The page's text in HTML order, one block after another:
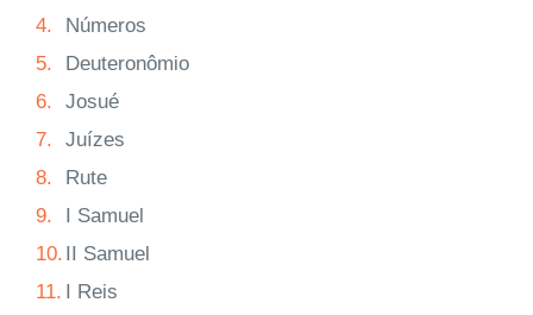
4.
Números
5.
Deuteronômio
6.
Josué
7.
Juízes
8.
Rute
9.
I Samuel
10. II Samuel
11. I Reis